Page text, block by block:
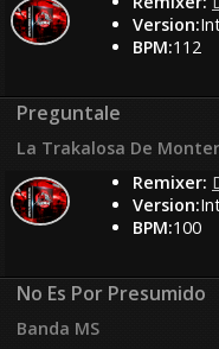
Version:
BPM:112
Preguntale
La Trakalosa De
Remixer:
Version:
BPM:100
No Es Por Presumido
Banda MS